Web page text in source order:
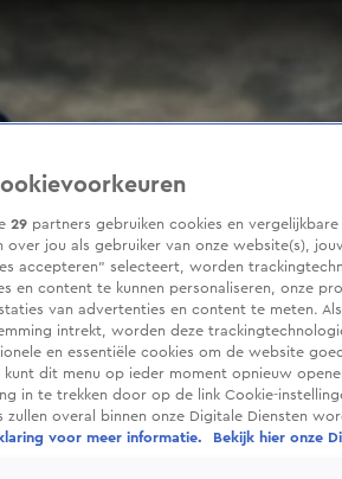
29 partners gebruiken cookies en
over jou als gebruiker van onze website(s),
accepteren” selecteert, worden
en content te kunnen personaliseren, onze
van advertenties en content te meten.
intrekt, worden deze
en essentiële cookies om de website
kunt dit menu op ieder moment opnieuw
in te trekken door op de link Cookie-
zullen overal binnen onze Digitale Diensten
voor meer informatie.
Bekijk hier onze